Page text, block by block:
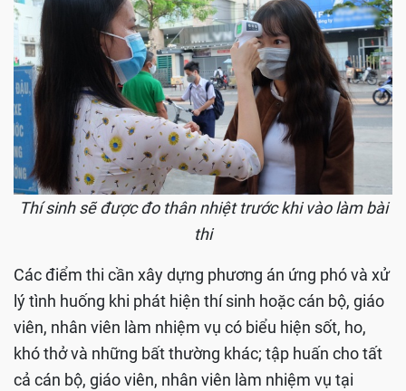
Thí sinh sẽ được đo thân nhiệt trước khi vào làm bài
thi
Các điểm thi cần xây dựng phương án ứng phó và xử
lý tình huống khi phát hiện thí sinh hoặc cán bộ, giáo
viên, nhân viên làm nhiệm vụ có biểu hiện sốt, ho,
khó thở và những bất thường khác; tập huấn cho tất
cả cán bộ, giáo viên, nhân viên làm nhiệm vụ tại